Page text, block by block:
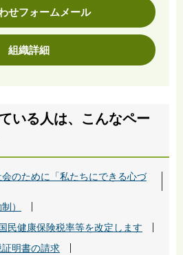
せフォームメール
組織詳細
いる人は、こんなペー
のために「私たちにできる心づ
）
民健康保険税率等を改定します
明書の請求